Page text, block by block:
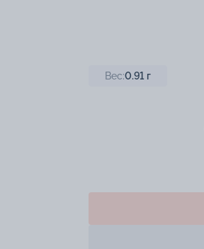
Вес:0.91 г